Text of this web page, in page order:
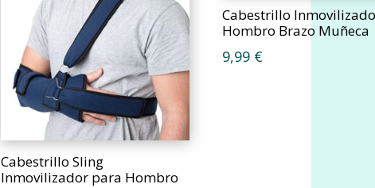
Cabestrillo Sling
Inmovilizador para Hombro
Cabestrillo
Hombro Brazo Muñeca
9,99 €